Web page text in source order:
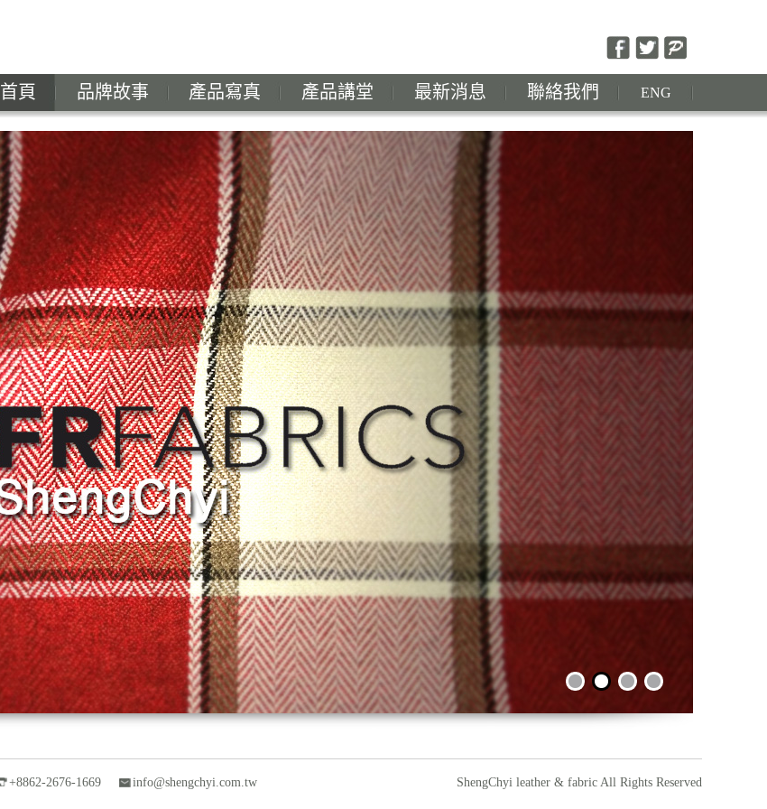
首頁 品牌故事 產品寫真 產品講堂 最新消息 聯絡我們 ENG
+8862-2676-1669 info@shengchyi.com.tw ShengChyi leather & fabric All Rights Reserved